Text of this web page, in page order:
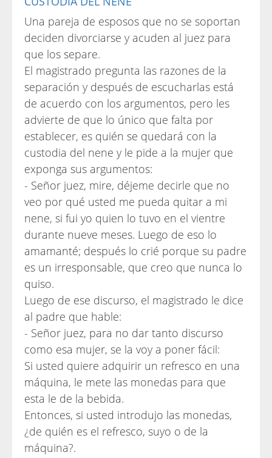
Una pareja de esposos que no se soportan
deciden divorciarse y acuden al juez para
que los separe.
El magistrado pregunta las razones de la
separación y después de escucharlas está
de acuerdo con los argumentos, pero les
advierte de que lo único que falta por
establecer, es quién se quedará con la
custodia del nene y le pide a la mujer que
exponga sus argumentos:
- Señor juez, mire, déjeme decirle que no
veo por qué usted me pueda quitar a mi
nene, si fui yo quien lo tuvo en el vientre
durante nueve meses. Luego de eso lo
amamanté; después lo crié porque su padre
es un irresponsable, que creo que nunca lo
quiso.
Luego de ese discurso, el magistrado le dice
al padre que hable:
- Señor juez, para no dar tanto discurso
como esa mujer, se la voy a poner fácil:
Si usted quiere adquirir un refresco en una
máquina, le mete las monedas para que
esta le de la bebida.
Entonces, si usted introdujo las monedas,
¿de quién es el refresco, suyo o de la
máquina?.